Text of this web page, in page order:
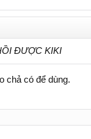
ĐƯỢC KIKI
chả có để dùng.